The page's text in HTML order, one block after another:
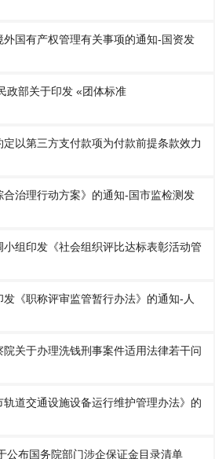
国有产权管理有关事项的通知-国资发
政部关于印发 «团体标准
以第三方支付款项为付款前提条款效力
治理行动方案》的通知-国市监检测发
组印发《社会组织评比达标表彰活动管
《职称评审监管暂行办法》的通知-人
关于办理洗钱刑事案件适用法律若干问
道交通设施设备运行维护管理办法》的
公布国务院部门涉企保证金目录清单